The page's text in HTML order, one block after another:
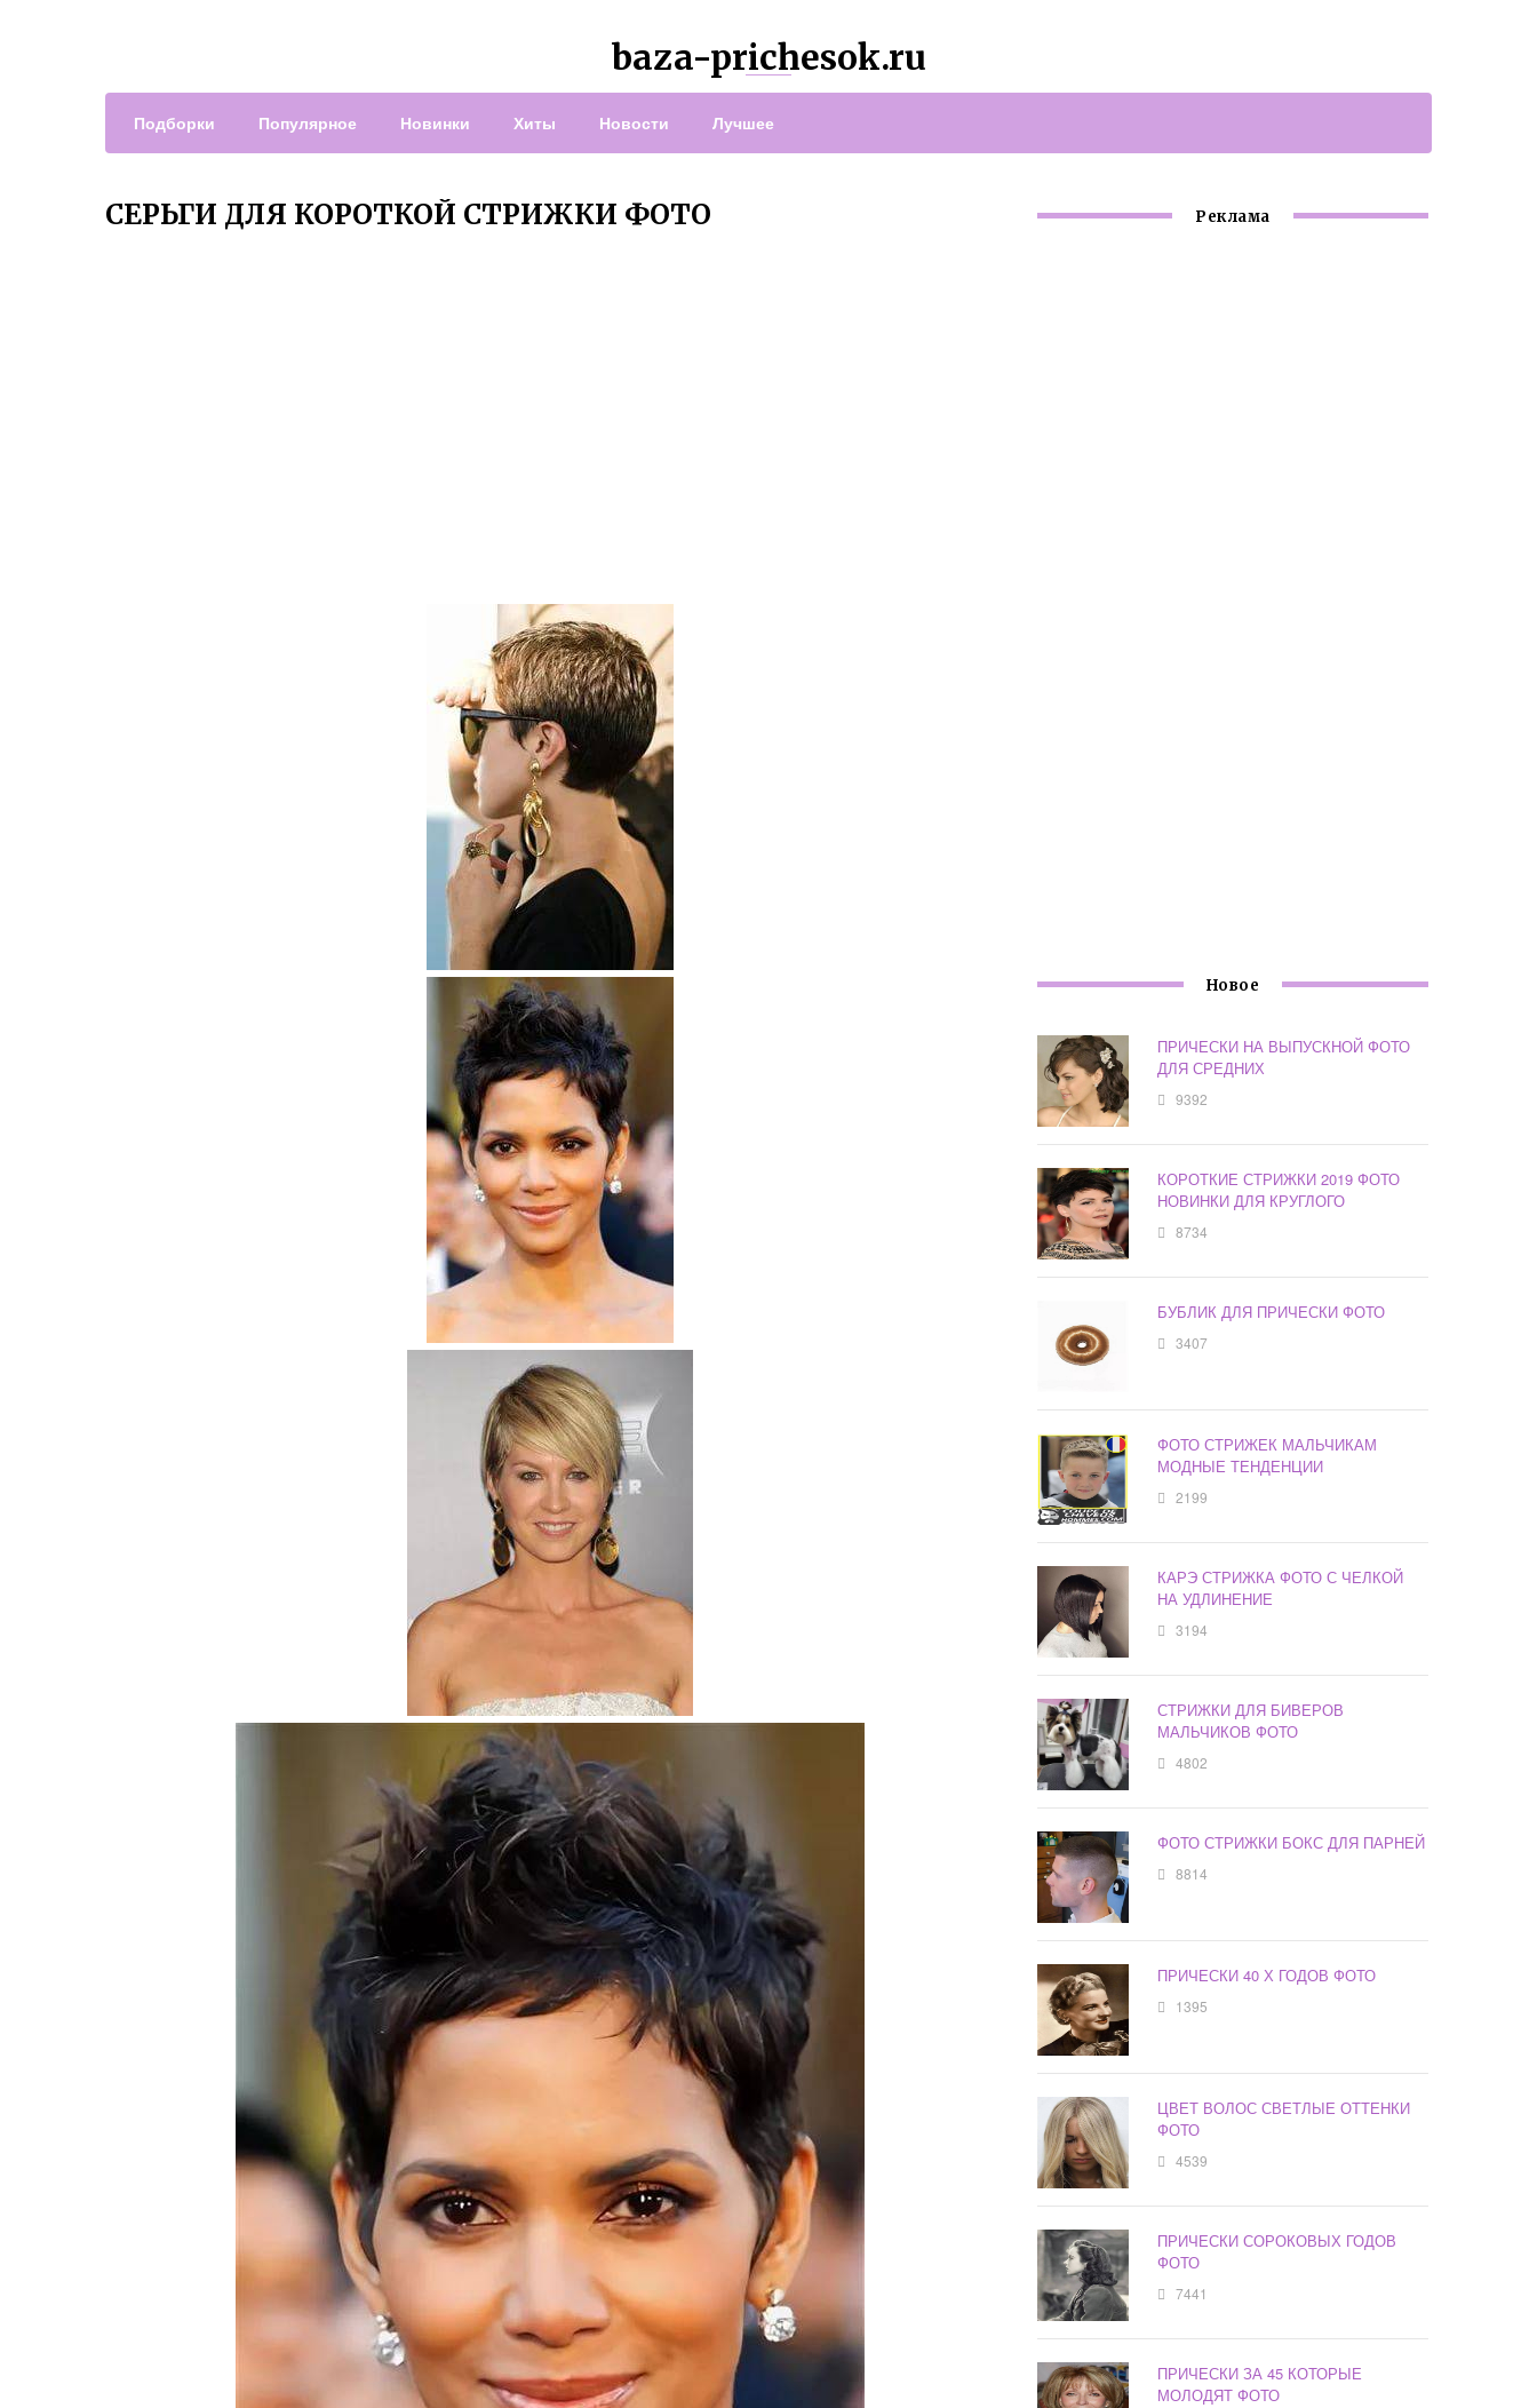
baza-prichesok.ru
Подборки Популярное Новинки Хиты Новости Лучшее
СЕРЬГИ ДЛЯ КОРОТКОЙ СТРИЖКИ ФОТО Реклама
Новое
ПРИЧЕСКИ НА ВЫПУСКНОЙ ФОТО
ДЛЯ СРЕДНИХ
9392
КОРОТКИЕ СТРИЖКИ 2019 ФОТО
НОВИНКИ ДЛЯ КРУГЛОГО
8734
БУБЛИК ДЛЯ ПРИЧЕСКИ ФОТО
3407
ФОТО СТРИЖЕК МАЛЬЧИКАМ
МОДНЫЕ ТЕНДЕНЦИИ
2199
КАРЭ СТРИЖКА ФОТО С ЧЕЛКОЙ
НА УДЛИНЕНИЕ
3194
СТРИЖКИ ДЛЯ БИВЕРОВ
МАЛЬЧИКОВ ФОТО
4802
ФОТО СТРИЖКИ БОКС ДЛЯ ПАРНЕЙ
8814
ПРИЧЕСКИ 40 Х ГОДОВ ФОТО
1395
ЦВЕТ ВОЛОС СВЕТЛЫЕ ОТТЕНКИ
ФОТО
4539
ПРИЧЕСКИ СОРОКОВЫХ ГОДОВ
ФОТО
7441
ПРИЧЕСКИ ЗА 45 КОТОРЫЕ
МОЛОДЯТ ФОТО